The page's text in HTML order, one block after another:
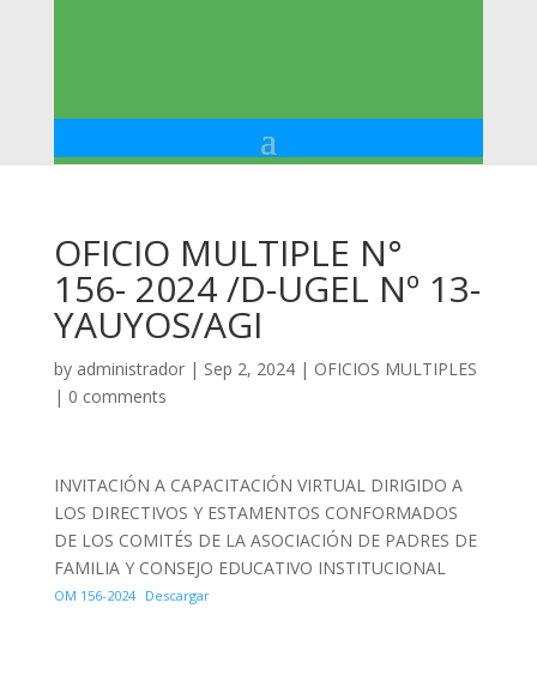
OFICIO MULTIPLE N°
156- 2024 /D-UGEL Nº 13-
YAUYOS/AGI
by administrador| Sep 2, 2024| OFICIOS MULTIPLES
| 0 comments
INVITACIÓN A CAPACITACIÓN VIRTUAL DIRIGIDO A
LOS DIRECTIVOS Y ESTAMENTOS CONFORMADOS
DE LOS COMITÉS DE LA ASOCIACIÓN DE PADRES DE
FAMILIA Y CONSEJO EDUCATIVO INSTITUCIONAL
OM 156-2024 Descargar